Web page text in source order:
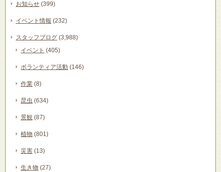
お知らせ (399)
イベント情報 (232)
スタッフブログ (3,988)
イベント (405)
ボランティア活動 (146)
作業 (8)
昆虫 (634)
景観 (87)
植物 (801)
災害 (13)
生き物 (27)